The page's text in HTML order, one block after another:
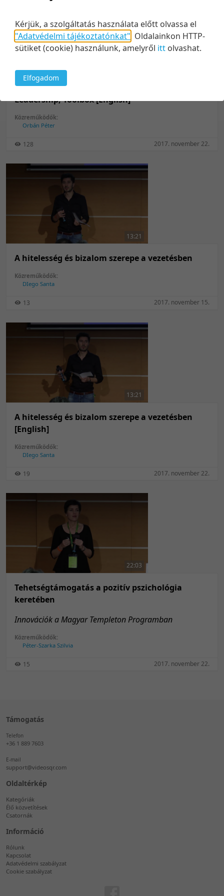
Leadership, Toolbox [English]
Közreműködők:
Orbán Péter
128 2017. november 22.
13:21
A hitelesség és bizalom szerepe a vezetésben
Közreműködők:
DIego Santa
13 2017. november 15.
13:21
A hitelesség és bizalom szerepe a vezetésben
[English]
Közreműködők:
DIego Santa
19 2017. november 22.
22:03
Tehetségtámogatás a pozitív pszichológia
keretében
Innovációk a Magyar Templeton Programban
Közreműködők:
Péter-Szarka Szilvia
15 2017. november 22.
Támogatás
Telefon
+36 1 889 7603
E-mail
support@videosqr.com
Oldaltérkép
Kategóriák
Élő közvetítések
Csatornák
Információ
Rólunk
Kapcsolat
Adatvédelmi szabályzat
Cookie szabályzat
Kérjük, a szolgáltatás használata előtt olvassa el
"Adatvédelmi tájékoztatónkat" Oldalainkon HTTP-
sütiket (cookie) használunk, amelyről itt olvashat.
Elfogadom